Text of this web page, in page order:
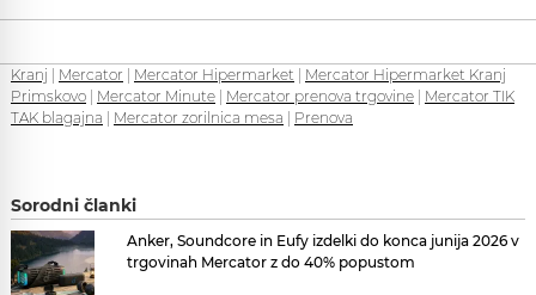
Kranj Mercator Mercator Hipermarket
Mercator Hipermarket Kranj
Primskovo
Mercator Minute Mercator prenova trgovine
Mercator TIK
TAK blagajna
Mercator zorilnica mesa Prenova
Sorodni članki
Anker, Soundcore in Eufy izdelki do konca junija 2026 v
trgovinah Mercator z do 40% popustom